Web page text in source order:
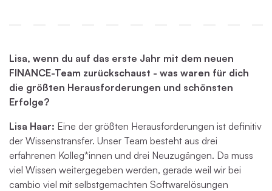
Lisa, wenn du auf das erste Jahr mit dem neuen
FINANCE-Team zurückschaust - was waren für dich
die größten Herausforderungen und schönsten
Erfolge?
Lisa Haar: Eine der größten Herausforderungen ist definitiv
der Wissenstransfer. Unser Team besteht aus drei
erfahrenen Kolleg*innen und drei Neuzugängen. Da muss
viel Wissen weitergegeben werden, gerade weil wir bei
cambio viel mit selbstgemachten Softwarelösungen